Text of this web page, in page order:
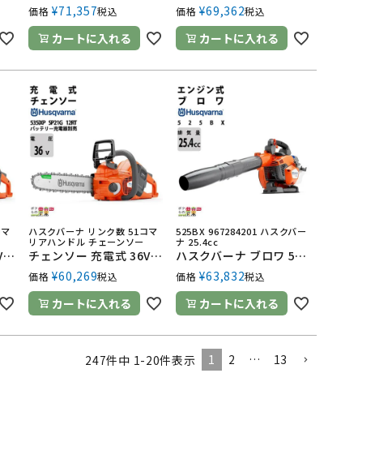
価格 ¥71,357税込
カートに入れる
価格 ¥69,362税込
カートに入れる
チェンソー 充電式 36V ハスクバーナ リアハンドル 535iXP SP11G 12RT SP11G 2.6kg ガイドバー300mm 12インチ 970717312 バッテリー・充電器別売
ハスクバーナ リンク数 51コマ
リアハンドル チェーンソー
チェンソー 充電式 36V ハスクバーナ リアハンドル 535iXP SP21G 12RT SP21G 2.6kg ガイドバー300mm 12インチ 970716412 バッテリー・充電器別売
価格 ¥60,269税込
カートに入れる
525BX 967284201 ハスクバー
ナ 25.4cc
ハスクバーナ ブロワ 525BX 967284201 排気量 25.4cc エンジン 手持ち 最大風量 13m3/min 4.4kg ブロワー ブロアー
価格 ¥63,832税込
カートに入れる
247件中 1-20件表示 1 2 … 13